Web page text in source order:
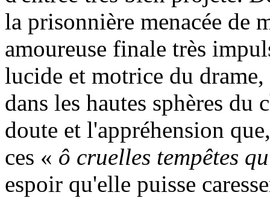
la prisonnière menacée de
amoureuse finale très
lucide et motrice du
dans les hautes sphères
doute et l'appréhension
ces « ô cruelles tempêtes
espoir qu'elle puisse